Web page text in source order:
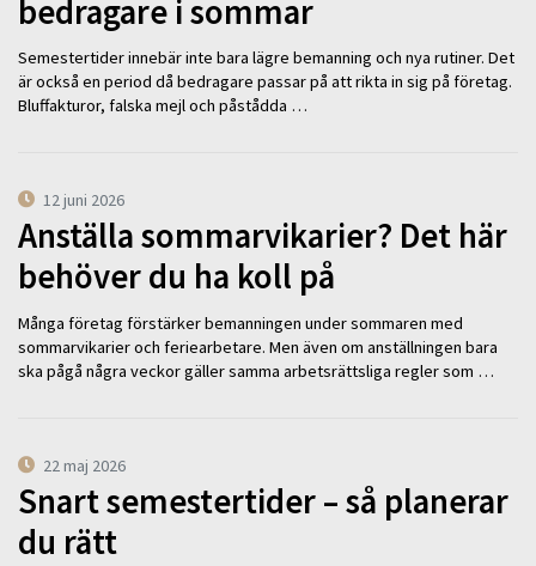
bedragare i sommar
Semestertider innebär inte bara lägre bemanning och nya rutiner. Det
är också en period då bedragare passar på att rikta in sig på företag.
Bluffakturor, falska mejl och påstådda …
12 juni 2026
Anställa sommarvikarier? Det här
behöver du ha koll på
Många företag förstärker bemanningen under sommaren med
sommarvikarier och feriearbetare. Men även om anställningen bara
ska pågå några veckor gäller samma arbetsrättsliga regler som …
22 maj 2026
Snart semestertider – så planerar
du rätt